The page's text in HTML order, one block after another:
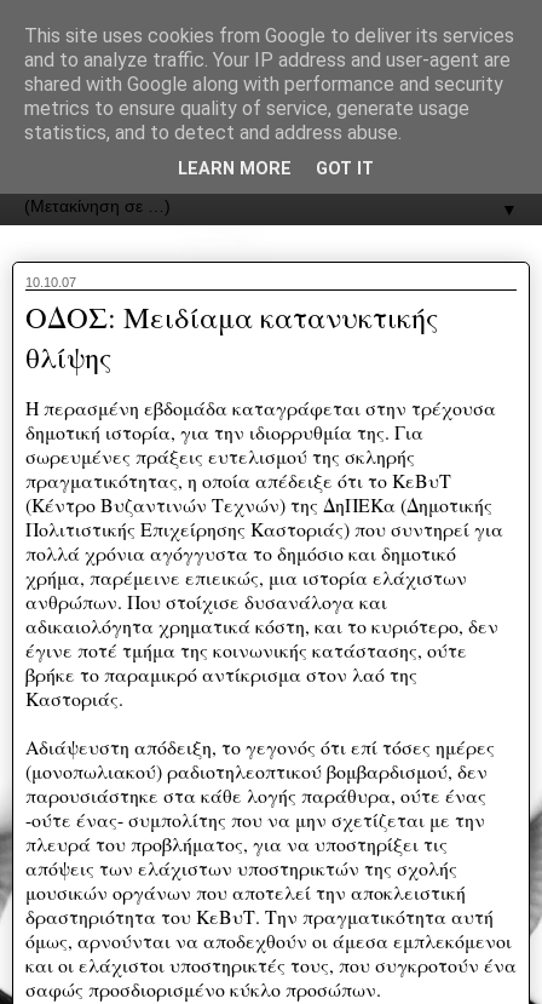
ΟΔΟΣ
▼
10.10.07
ΟΔΟΣ: Μειδίαμα κατανυκτικής
θλίψης
Η περασμένη εβδομάδα καταγράφεται στην τρέχουσα
δημοτική ιστορία, για την ιδιορρυθμία της. Για
σωρευμένες πράξεις ευτελισμού της σκληρής
πραγματικότητας, η οποία απέδειξε ότι το ΚεΒυΤ
(Κέντρο Βυζαντινών Τεχνών) της ΔηΠΕΚα (Δημοτικής
Πολιτιστικής Επιχείρησης Καστοριάς) που συντηρεί για
πολλά χρόνια αγόγγυστα το δημόσιο και δημοτικό
χρήμα, παρέμεινε επιεικώς, μια ιστορία ελάχιστων
ανθρώπων. Που στοίχισε δυσανάλογα και
αδικαιολόγητα χρηματικά κόστη, και το κυριότερο, δεν
έγινε ποτέ τμήμα της κοινωνικής κατάστασης, ούτε
βρήκε το παραμικρό αντίκρισμα στον λαό της
Καστοριάς.
Αδιάψευστη απόδειξη, το γεγονός ότι επί τόσες ημέρες
(μονοπωλιακού) ραδιοτηλεοπτικού βομβαρδισμού, δεν
παρουσιάστηκε στα κάθε λογής παράθυρα, ούτε ένας
-ούτε ένας- συμπολίτης που να μην σχετίζεται με την
πλευρά του προβλήματος, για να υποστηρίξει τις
απόψεις των ελάχιστων υποστηρικτών της σχολής
μουσικών οργάνων που αποτελεί την αποκλειστική
δραστηριότητα του ΚεΒυΤ. Την πραγματικότητα αυτή
όμως, αρνούνται να αποδεχθούν οι άμεσα εμπλεκόμενοι
και οι ελάχιστοι υποστηρικτές τους, που συγκροτούν ένα
σαφώς προσδιορισμένο κύκλο προσώπων.
This site uses cookies from Google to deliver its services
and to analyze traffic. Your IP address and user-agent are
shared with Google along with performance and security
metrics to ensure quality of service, generate usage
statistics, and to detect and address abuse.
LEARN MORE GOT IT